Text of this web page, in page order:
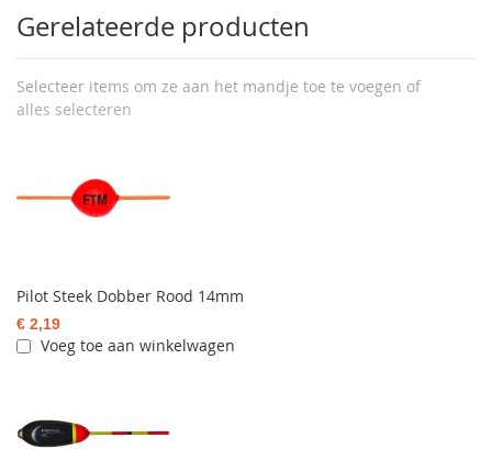
Gerelateerde producten
Selecteer items om ze aan het mandje toe te voegen of
alles selecteren
Pilot Steek Dobber Rood 14mm
€ 2,19
Voeg toe aan winkelwagen